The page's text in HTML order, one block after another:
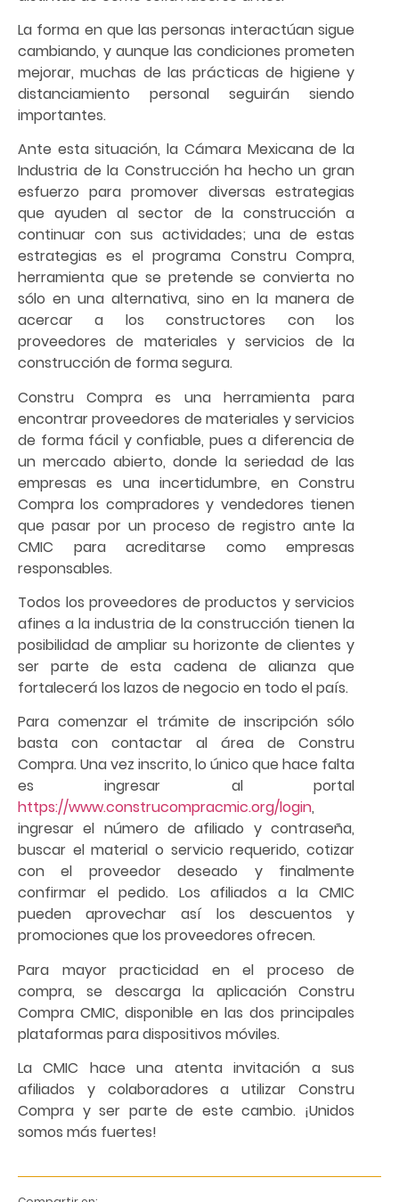
La forma en que las personas interactúan sigue
cambiando, y aunque las condiciones prometen
mejorar, muchas de las prácticas de higiene y
distanciamiento personal seguirán siendo
importantes.
Ante esta situación, la Cámara Mexicana de la
Industria de la Construcción ha hecho un gran
esfuerzo para promover diversas estrategias
que ayuden al sector de la construcción a
continuar con sus actividades; una de estas
estrategias es el programa Constru Compra,
herramienta que se pretende se convierta no
sólo en una alternativa, sino en la manera de
acercar a los constructores con los
proveedores de materiales y servicios de la
construcción de forma segura.
Constru Compra es una herramienta para
encontrar proveedores de materiales y servicios
de forma fácil y confiable, pues a diferencia de
un mercado abierto, donde la seriedad de las
empresas es una incertidumbre, en Constru
Compra los compradores y vendedores tienen
que pasar por un proceso de registro ante la
CMIC para acreditarse como empresas
responsables.
Todos los proveedores de productos y servicios
afines a la industria de la construcción tienen la
posibilidad de ampliar su horizonte de clientes y
ser parte de esta cadena de alianza que
fortalecerá los lazos de negocio en todo el país.
Para comenzar el trámite de inscripción sólo
basta con contactar al área de Constru
Compra. Una vez inscrito, lo único que hace falta
es ingresar al portal
https://www.construcompracmic.org/login,
ingresar el número de afiliado y contraseña,
buscar el material o servicio requerido, cotizar
con el proveedor deseado y finalmente
confirmar el pedido. Los afiliados a la CMIC
pueden aprovechar así los descuentos y
promociones que los proveedores ofrecen.
Para mayor practicidad en el proceso de
compra, se descarga la aplicación Constru
Compra CMIC, disponible en las dos principales
plataformas para dispositivos móviles.
La CMIC hace una atenta invitación a sus
afiliados y colaboradores a utilizar Constru
Compra y ser parte de este cambio. ¡Unidos
somos más fuertes!